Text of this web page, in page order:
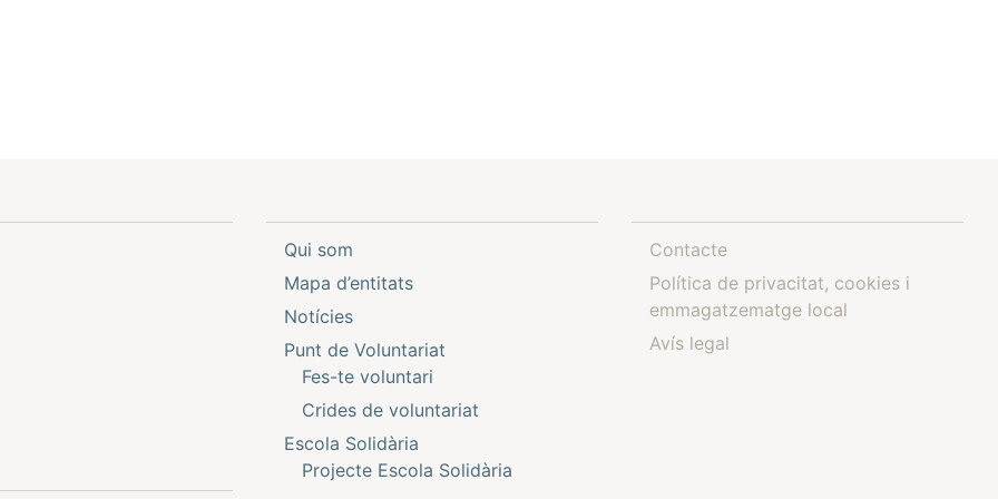
Qui som
Mapa d’entitats
Notícies
Punt de Voluntariat
Fes-te voluntari
Crides de voluntariat
Escola Solidària
Projecte Escola Solidària
Contacte
Política de privacitat, cookies i
emmagatzematge local
Avís legal